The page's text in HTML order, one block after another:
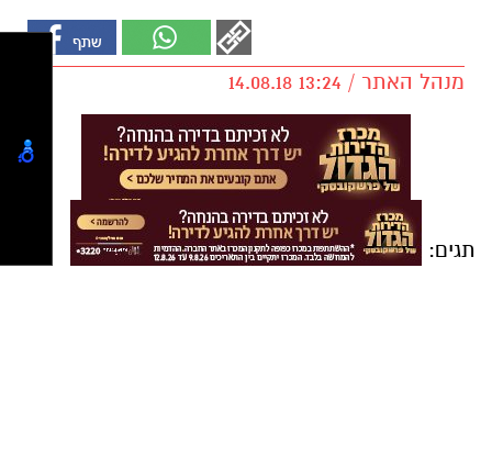
מנהל האתר / 13:24 14.08.18
תגים: דליקרים ראשון לציון, בית הספר לעיצוב